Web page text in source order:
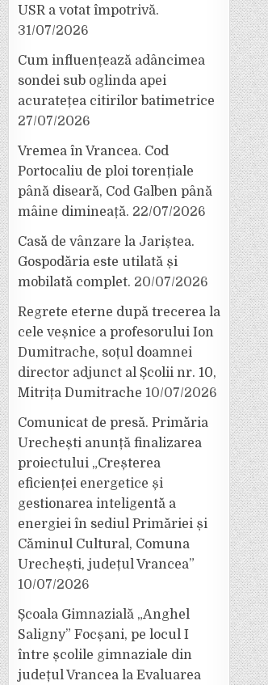
USR a votat împotrivă.
31/07/2026
Cum influențează adâncimea
sondei sub oglinda apei
acuratețea citirilor batimetrice
27/07/2026
Vremea în Vrancea. Cod
Portocaliu de ploi torențiale
până diseară, Cod Galben până
mâine dimineață. 22/07/2026
Casă de vânzare la Jariștea.
Gospodăria este utilată și
mobilată complet. 20/07/2026
Regrete eterne după trecerea la
cele veșnice a profesorului Ion
Dumitrache, soțul doamnei
director adjunct al Școlii nr. 10,
Mitrița Dumitrache 10/07/2026
Comunicat de presă. Primăria
Urechești anunță finalizarea
proiectului „Creșterea
eficienței energetice și
gestionarea inteligentă a
energiei în sediul Primăriei și
Căminul Cultural, Comuna
Urechești, județul Vrancea”
10/07/2026
Școala Gimnazială „Anghel
Saligny” Focșani, pe locul I
între școlile gimnaziale din
județul Vrancea la Evaluarea